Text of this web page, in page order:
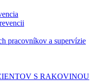
pracovníkov a supervízie
S RAKOVINOU